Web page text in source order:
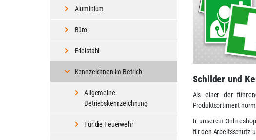
Schilder und
Als einer der
Produktsortiment
In unserem
für den Arbeitsschutz
Aluminium
Büro
Edelstahl
Kennzeichnen im Betrieb
Allgemeine
Betriebskennzeichnung
Für die Feuerwehr